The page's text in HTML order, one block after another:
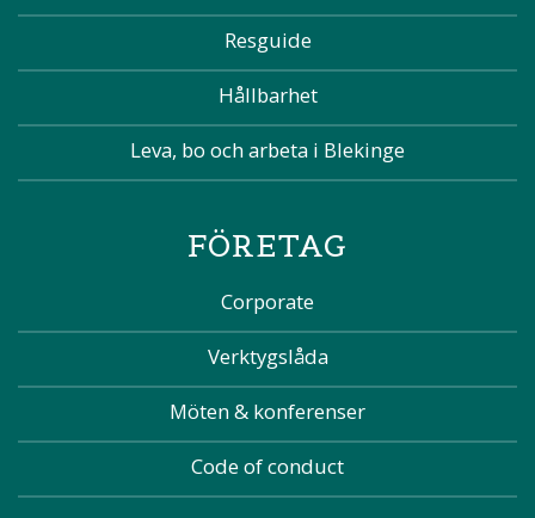
Resguide
Hållbarhet
Leva, bo och arbeta i Blekinge
FÖRETAG
Corporate
Verktygslåda
Möten & konferenser
Code of conduct